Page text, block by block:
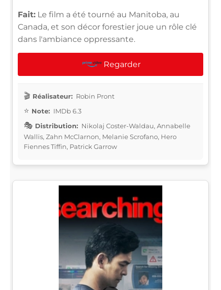
Fait: Le film a été tourné au Manitoba, au
Canada, et son décor forestier joue un rôle clé
dans l'ambiance oppressante.
Regarder
Réalisateur: Robin Pront
Note: IMDb 6.3
Distribution: Nikolaj Coster-Waldau, Annabelle
Wallis, Zahn McClarnon, Melanie Scrofano, Hero
Fiennes Tiffin, Patrick Garrow